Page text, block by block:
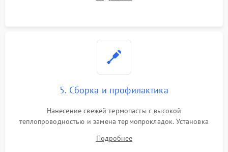
5. Сборка и профилактика
Нанесение свежей термопасты с высокой
теплопроводностью и замена термопрокладок. Установка
шлейфов, модулей памяти и накопителей. Предварительная
Подробнее